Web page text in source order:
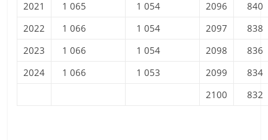
2021
1 065 1 054 2096
840
2022
1 066 1 054 2097
838
2023
1 066 1 054 2098
836
2024
1 066 1 053 2099
834
2100
832